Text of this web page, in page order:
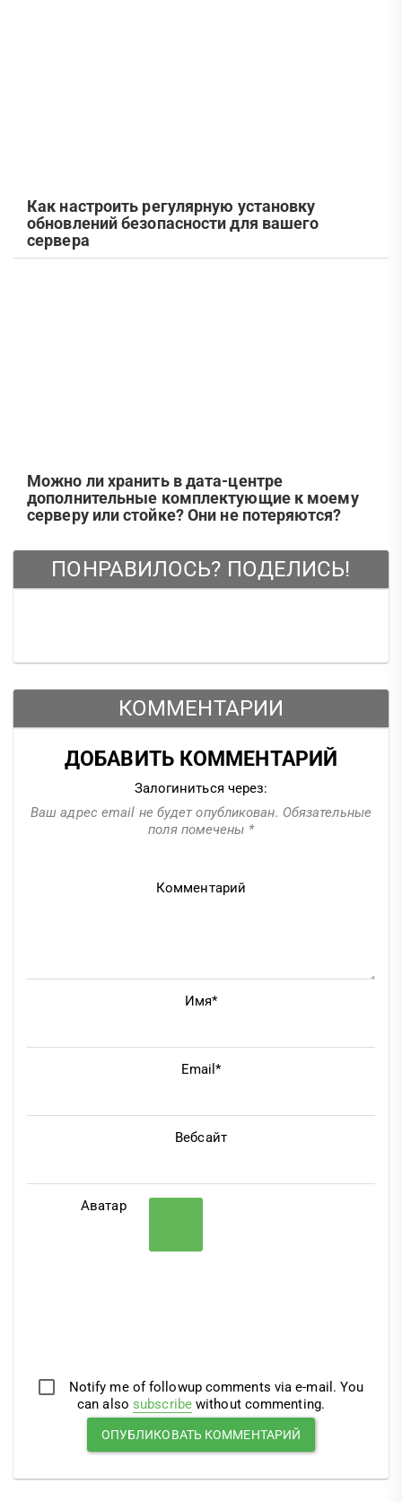
Как настроить регулярную установку
обновлений безопасности для вашего
сервера
Можно ли хранить в дата-центре
дополнительные комплектующие к моему
серверу или стойке? Они не потеряются?
ПОНРАВИЛОСЬ? ПОДЕЛИСЬ!
КОММЕНТАРИИ
ДОБАВИТЬ КОММЕНТАРИЙ
Залогиниться через:
Ваш адрес email не будет опубликован. Обязательные
поля помечены *
Комментарий
Имя*
Email*
Вебсайт
Аватар
Notify me of followup comments via e-mail. You
can also subscribewithout commenting.